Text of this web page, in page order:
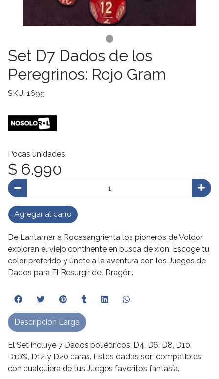
Set D7 Dados de los
Peregrinos: Rojo Gram
SKU: 1699
Pocas unidades.
$ 6.990
Agregar al carro
De Lantamar a Rocasangrienta los pioneros de Voldor
exploran el viejo continente en busca de xion. Escoge tu
color preferido y únete a la aventura con los Juegos de
Dados para El Resurgir del Dragón.
El Set incluye 7 Dados poliédricos: D4, D6, D8, D10,
D10%, D12 y D20 caras. Estos dados son compatibles
con cualquiera de tus Juegos favoritos fantasía.
Descripción Larga